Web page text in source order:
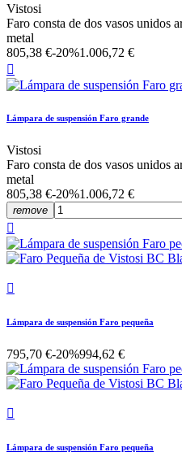
Vistosi
Faro consta de dos vasos unidos
metal
805,38 €-20%1.006,72 €

Lámpara de suspensión Faro grande
Vistosi
Faro consta de dos vasos unidos
metal
805,38 €-20%1.006,72 €
remove


Lámpara de suspensión Faro pequeña
795,70 €-20%994,62 €

Lámpara de suspensión Faro pequeña